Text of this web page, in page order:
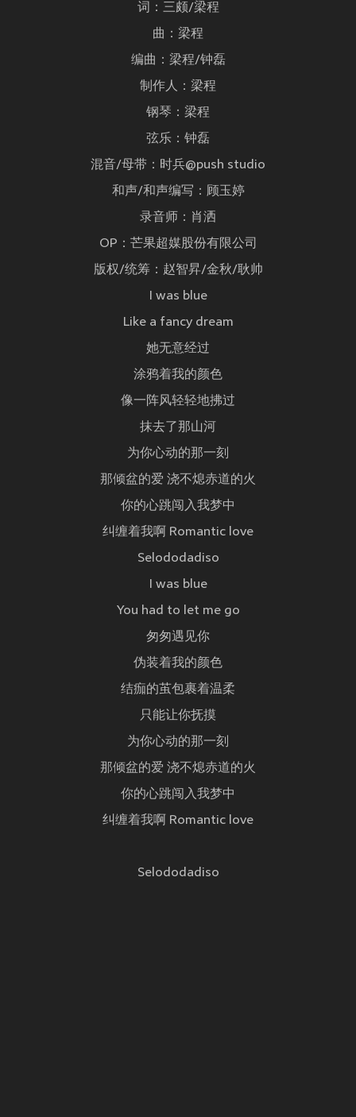
词：三颇/梁程
曲：梁程
编曲：梁程/钟磊
制作人：梁程
钢琴：梁程
弦乐：钟磊
混音/母带：时兵@push studio
和声/和声编写：顾玉婷
录音师：肖洒
OP：芒果超媒股份有限公司
版权/统筹：赵智昇/金秋/耿帅
I was blue
Like a fancy dream
她无意经过
涂鸦着我的颜色
像一阵风轻轻地拂过
抹去了那山河
为你心动的那一刻
那倾盆的爱 浇不熄赤道的火
你的心跳闯入我梦中
纠缠着我啊 Romantic love
Selododadiso
I was blue
You had to let me go
匆匆遇见你
伪装着我的颜色
结痂的茧包裹着温柔
只能让你抚摸
为你心动的那一刻
那倾盆的爱 浇不熄赤道的火
你的心跳闯入我梦中
纠缠着我啊 Romantic love
Selododadiso